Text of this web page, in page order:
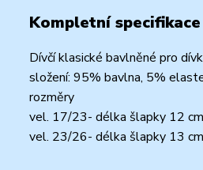
Kompletní specifikace
Dívčí klasické bavlněné pro
složení: 95% bavlna, 5%
rozměry
vel. 17/23- délka šlapky 12 cm
vel. 23/26- délka šlapky 13 cm